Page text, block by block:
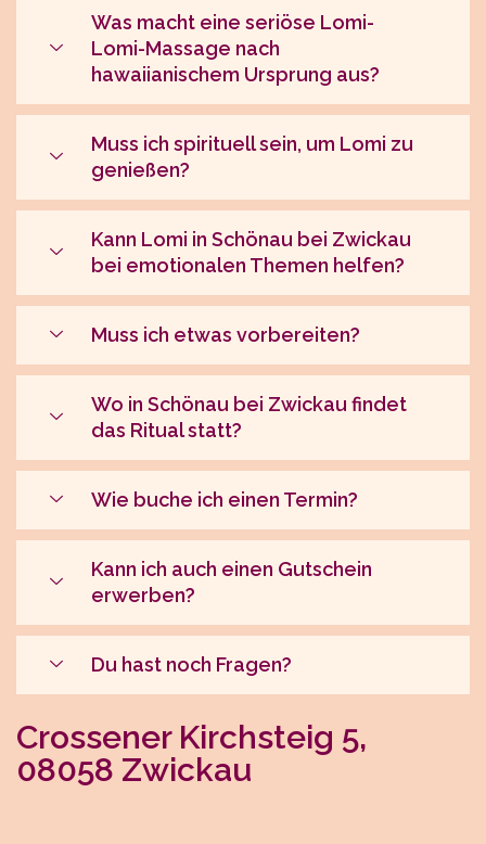
Was macht eine seriöse Lomi-
Lomi-Massage nach
hawaiianischem Ursprung aus?
Muss ich spirituell sein, um Lomi zu
genießen?
Kann Lomi in Schönau bei Zwickau
bei emotionalen Themen helfen?
Muss ich etwas vorbereiten?
Wo in Schönau bei Zwickau findet
das Ritual statt?
Wie buche ich einen Termin?
Kann ich auch einen Gutschein
erwerben?
Du hast noch Fragen?
Crossener Kirchsteig 5,
08058 Zwickau